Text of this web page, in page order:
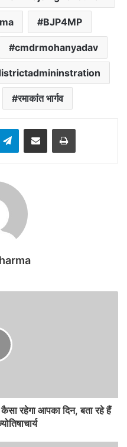
BJP4MP
cmdrmohanyadav
रमाकांत भार्गव
Telegram
रहेगा आपका दिन, बता रहे हैं